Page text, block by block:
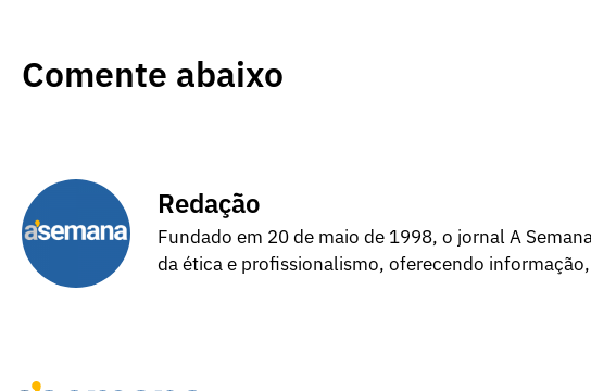
Comente abaixo
Redação
Fundado em 20 de maio de 1998, o jornal A
da ética e profissionalismo, oferecendo